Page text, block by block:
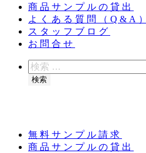
商品サンプルの貸出
よくある質問（Q&A）
スタッフブログ
お問合せ
検
索
検索
無料サンプル請求
商品サンプルの貸出